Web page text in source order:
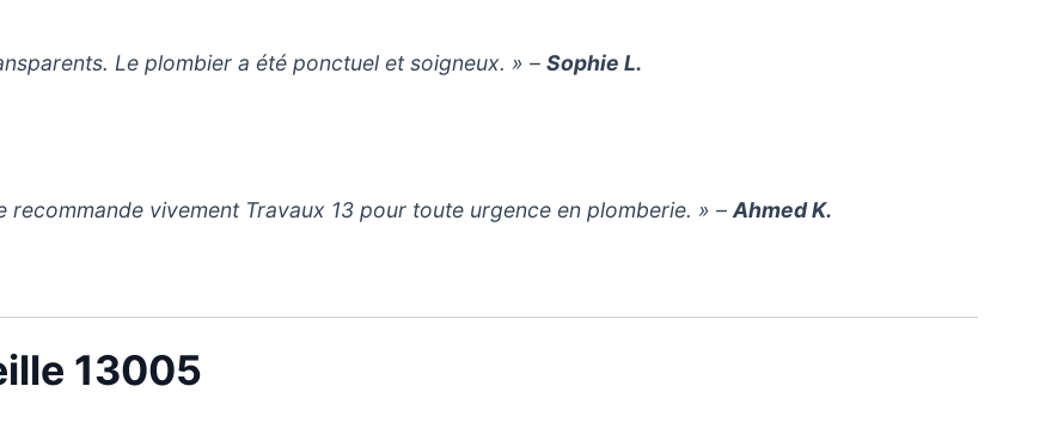
Le plombier a été ponctuel et soigneux. » –Sophie L.
recommande vivement Travaux 13 pour toute urgence en plomberie. » –Ahmed K.
13005